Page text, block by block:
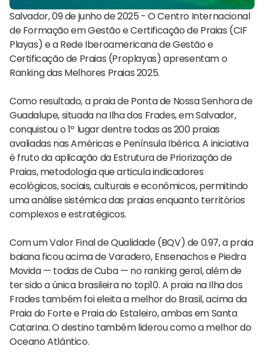
Salvador, 09 de junho de 2025 - O Centro Internacional
de Formação em Gestão e Certificação de Praias (CIF
Playas) e a Rede Iberoamericana de Gestão e
Certificação de Praias (Proplayas) apresentam o
Ranking das Melhores Praias 2025.
Como resultado, a praia de Ponta de Nossa Senhora de
Guadalupe, situada na Ilha dos Frades, em Salvador,
conquistou o 1º lugar dentre todas as 200 praias
avaliadas nas Américas e Península Ibérica. A iniciativa
é fruto da aplicação da Estrutura de Priorização de
Praias, metodologia que articula indicadores
ecológicos, sociais, culturais e econômicos, permitindo
uma análise sistêmica das praias enquanto territórios
complexos e estratégicos.
Com um Valor Final de Qualidade (BQV) de 0.97, a praia
baiana ficou acima de Varadero, Ensenachos e Piedra
Movida — todas de Cuba — no ranking geral, além de
ter sido a única brasileira no top10. A praia na Ilha dos
Frades também foi eleita a melhor do Brasil, acima da
Praia do Forte e Praia do Estaleiro, ambas em Santa
Catarina. O destino também liderou como a melhor do
Oceano Atlântico.